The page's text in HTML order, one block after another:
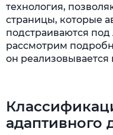
технология,
страницы, которые
подстраиваются
рассмотрим
он реализовывается
адаптивного